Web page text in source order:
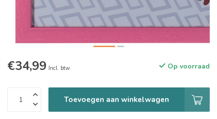
€34,99 Incl. btw Op voorraad
Toevoegen aan winkelwagen